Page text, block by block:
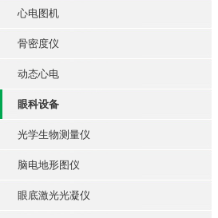
心电图机
骨密度仪
动态心电
眼科设备
光学生物测量仪
脑电地形图仪
眼底激光光凝仪